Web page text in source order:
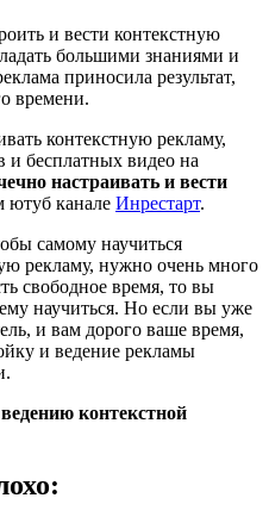
и вести контекстную
большими знаниями и
приносила результат,
времени.
контекстную рекламу,
и бесплатных видео на
настраивать и вести
ютуб канале Инрестарт.
самому научиться
рекламу, нужно очень много
свободное время, то вы
научиться. Но если вы уже
и вам дорого ваше время,
и ведение рекламы
контекстной